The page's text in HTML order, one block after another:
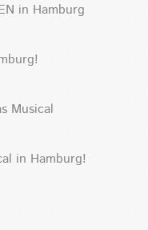
in Hamburg
Musical
in Hamburg!